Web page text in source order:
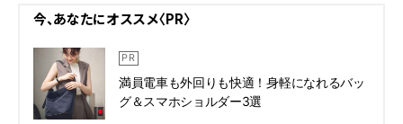
今、あなたにオススメ〈PR〉
満員電車も外回りも快適！身軽になれるバッ
グ＆スマホショルダー3選